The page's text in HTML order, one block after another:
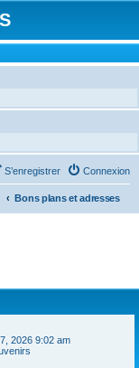
Connexion
S’enregistrer
Bons plans et adresses
2026 9:02 am